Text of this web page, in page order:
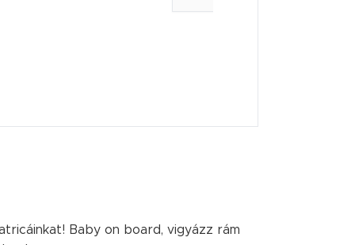
Baby on board, vigyázz rám